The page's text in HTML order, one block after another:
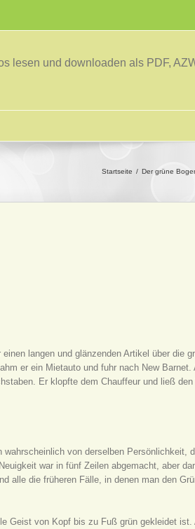
lesen und downloaden als PDF,
Startseite Der grüne
langen und glänzenden Artikel über die
er ein Mietauto und fuhr nach New
Er klopfte dem Chauffeur und ließ den
von derselben Persönlichkeit,
war in fünf Zeilen abgemacht, aber
alle die früheren Fälle, in denen man den
Geist von Kopf bis zu Fuß grün gekleidet ist.